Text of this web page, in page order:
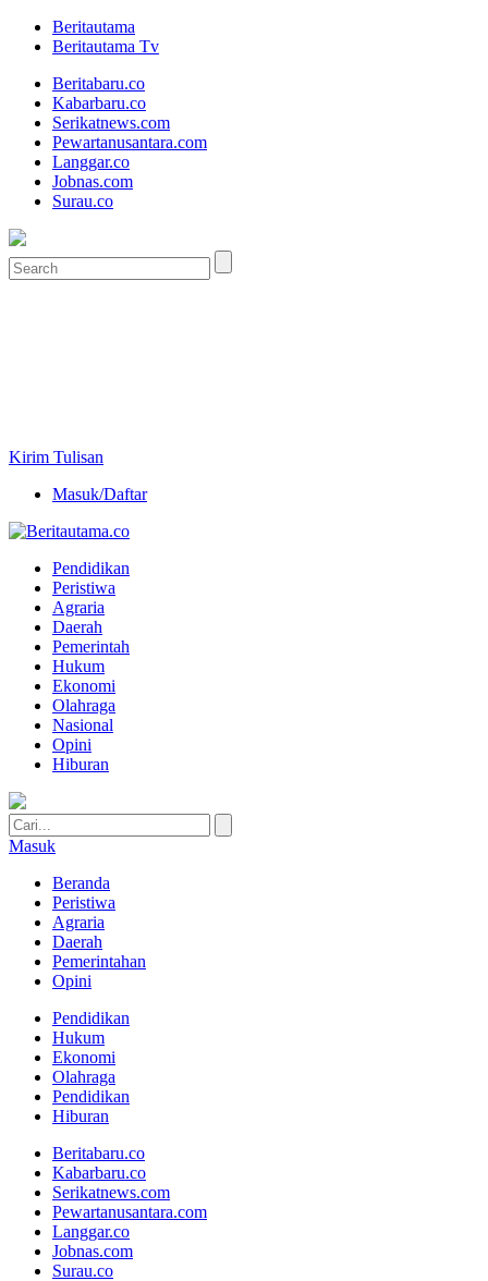
Beritautama
Beritautama Tv
Beritabaru.co
Kabarbaru.co
Serikatnews.com
Pewartanusantara.com
Langgar.co
Jobnas.com
Surau.co
Kirim Tulisan
Masuk/Daftar
Pendidikan
Peristiwa
Agraria
Daerah
Pemerintah
Hukum
Ekonomi
Olahraga
Nasional
Opini
Hiburan
Masuk
Beranda
Peristiwa
Agraria
Daerah
Pemerintahan
Opini
Pendidikan
Hukum
Ekonomi
Olahraga
Pendidikan
Hiburan
Beritabaru.co
Kabarbaru.co
Serikatnews.com
Pewartanusantara.com
Langgar.co
Jobnas.com
Surau.co